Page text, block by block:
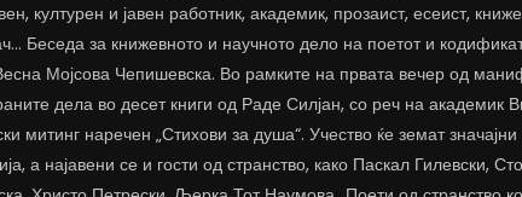
културен и јавен работник, академик, прозаист, есеист,
Беседа за книжевното и научното дело на поетот и
Мојсова Чепишевска. Во рамките на првата вечер од
дела во десет книги од Раде Силјан, со реч на академик
митинг наречен „Стихови за душа“. Учество ќе земат
а најавени се и гости од странство, како Паскал Гилевски,